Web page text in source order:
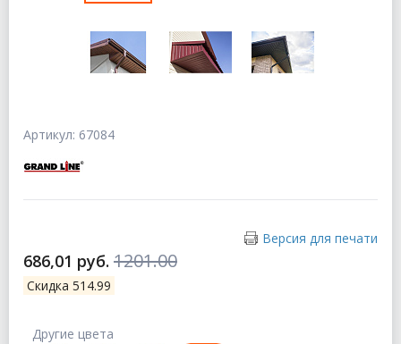
Артикул: 67084
Версия для печати
686,01 руб. 1201.00
Скидка 514.99
Другие цвета